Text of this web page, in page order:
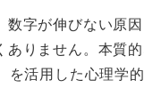
字が伸びない原
りません。本質
活用した心理学